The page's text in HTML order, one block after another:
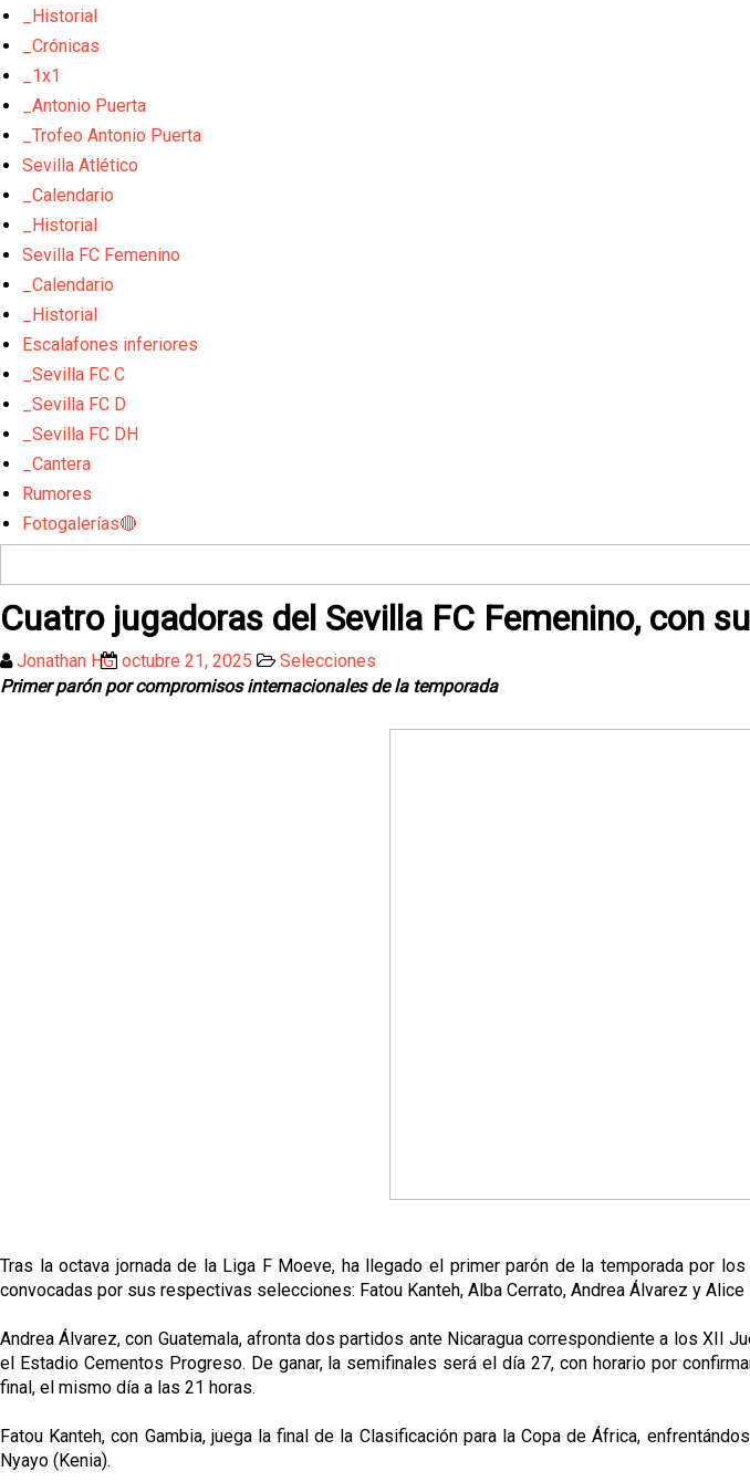
_Historial
_Crónicas
_1x1
_Antonio Puerta
_Trofeo Antonio Puerta
Sevilla Atlético
_Calendario
_Historial
Sevilla FC Femenino
_Calendario
_Historial
Escalafones inferiores
_Sevilla FC C
_Sevilla FC D
_Sevilla FC DH
_Cantera
Rumores
Fotogalerías🔴
Cuatro jugadoras del Sevilla FC Femenino, con
Jonathan HG octubre 21, 2025
Selecciones
Primer parón por compromisos internacionales de la temporada
Tras la octava jornada de la Liga F Moeve, ha llegado el primer parón de la temporada por
convocadas por sus respectivas selecciones: Fatou Kanteh, Alba Cerrato, Andrea Álvarez y
Andrea Álvarez, con Guatemala, afronta dos partidos ante Nicaragua correspondiente a los XII
el Estadio Cementos Progreso. De ganar, la semifinales será el día 27, con horario por
final, el mismo día a las 21 horas.
Fatou Kanteh, con Gambia, juega la final de la Clasificación para la Copa de África,
Nyayo (Kenia).